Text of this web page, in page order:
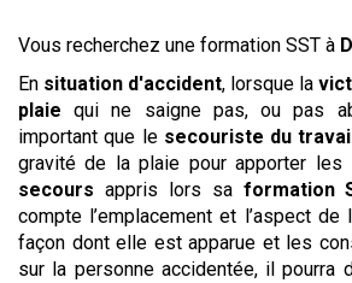
Vous recherchez une formation SST à
En situation d'accident, lorsque la
plaie qui ne saigne pas, ou pas
important que le secouriste du travail
gravité de la plaie pour apporter les
secours appris lors sa formation
compte l’emplacement et l’aspect
façon dont elle est apparue et les
sur la personne accidentée, il pourra